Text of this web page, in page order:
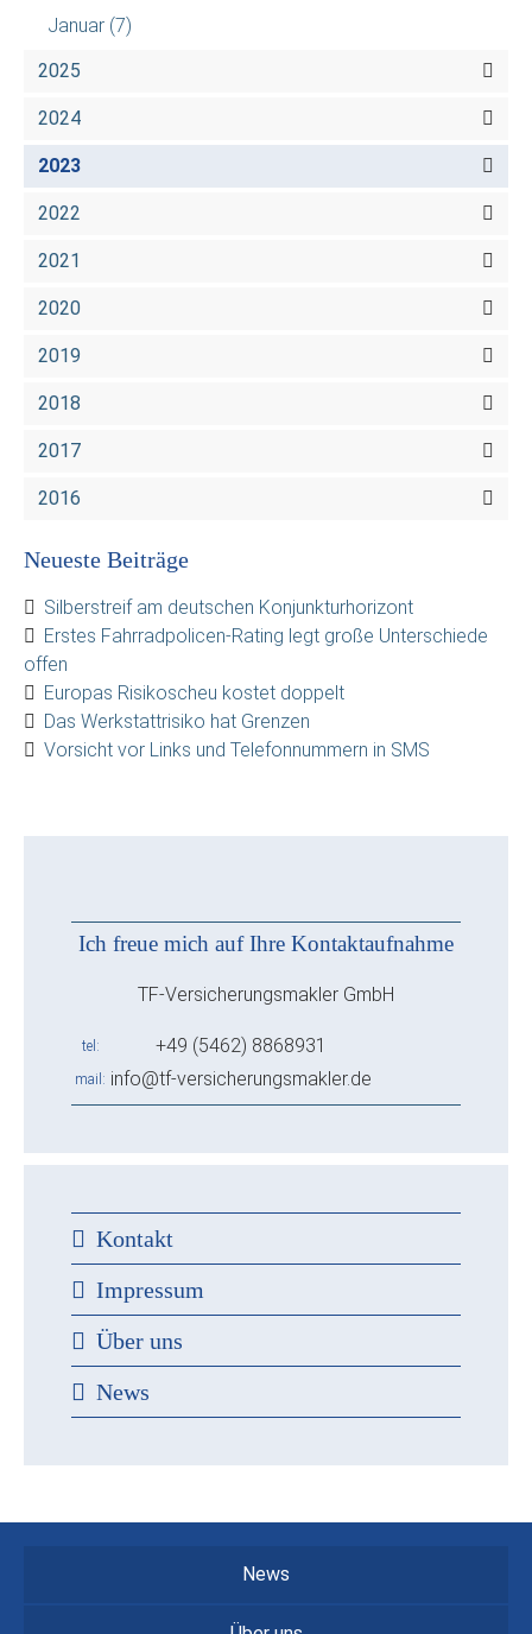
Januar (7)
2025
2024
2023
2022
2021
2020
2019
2018
2017
2016
Neueste Beiträge
Silberstreif am deutschen Konjunkturhorizont
Erstes Fahrradpolicen-Rating legt große Unterschiede
offen
Europas Risikoscheu kostet doppelt
Das Werkstattrisiko hat Grenzen
Vorsicht vor Links und Telefonnummern in SMS
Ich freue mich auf Ihre Kontaktaufnahme
TF-Versicherungsmakler GmbH
tel +49 (5462) 8868931
mail info@tf-versicherungsmakler.de
Kontakt
Impressum
Über uns
News
News